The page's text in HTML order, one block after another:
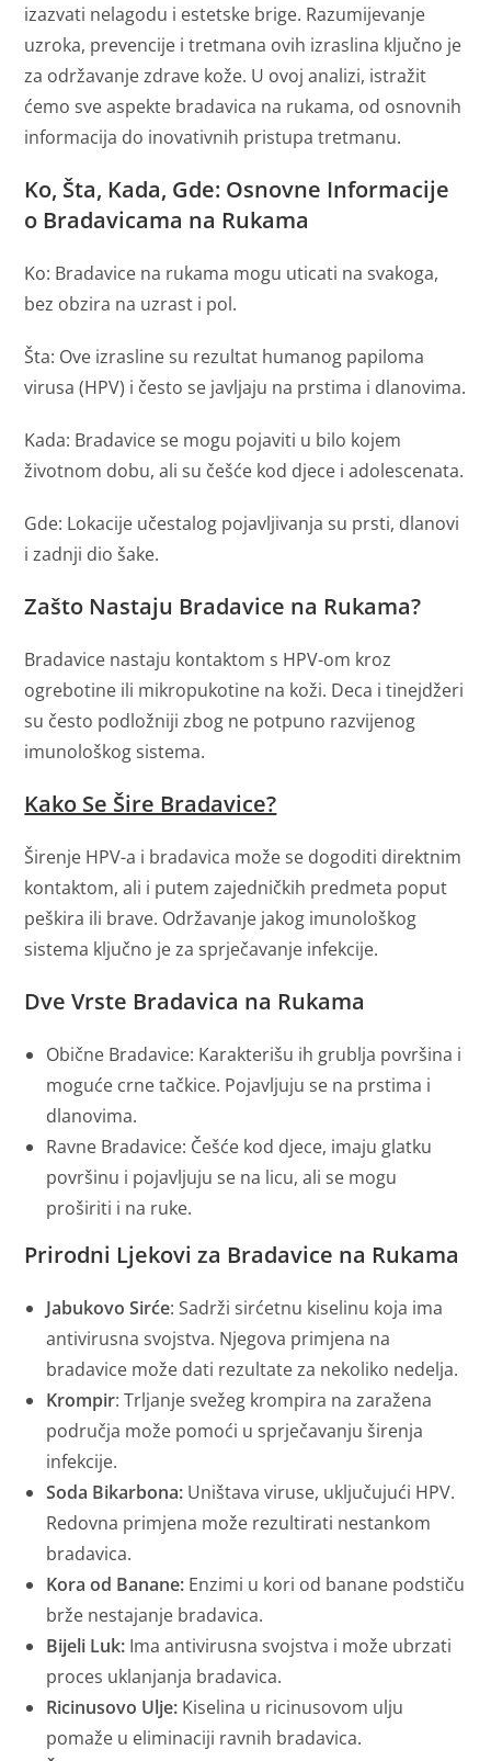
izazvati nelagodu i estetske brige. Razumijevanje
uzroka, prevencije i tretmana ovih izraslina ključno je
za održavanje zdrave kože. U ovoj analizi, istražit
ćemo sve aspekte bradavica na rukama, od osnovnih
informacija do inovativnih pristupa tretmanu.
Ko, Šta, Kada, Gde: Osnovne Informacije
o Bradavicama na Rukama
Ko: Bradavice na rukama mogu uticati na svakoga,
bez obzira na uzrast i pol.
Šta: Ove izrasline su rezultat humanog papiloma
virusa (HPV) i često se javljaju na prstima i dlanovima.
Kada: Bradavice se mogu pojaviti u bilo kojem
životnom dobu, ali su češće kod djece i adolescenata.
Gde: Lokacije učestalog pojavljivanja su prsti, dlanovi
i zadnji dio šake.
Zašto Nastaju Bradavice na Rukama?
Bradavice nastaju kontaktom s HPV-om kroz
ogrebotine ili mikropukotine na koži. Deca i tinejdžeri
su često podložniji zbog ne potpuno razvijenog
imunološkog sistema.
Kako Se Šire Bradavice?
Širenje HPV-a i bradavica može se dogoditi direktnim
kontaktom, ali i putem zajedničkih predmeta poput
peškira ili brave. Održavanje jakog imunološkog
sistema ključno je za sprječavanje infekcije.
Dve Vrste Bradavica na Rukama
Obične Bradavice: Karakterišu ih grublja površina i
moguće crne tačkice. Pojavljuju se na prstima i
dlanovima.
Ravne Bradavice: Češće kod djece, imaju glatku
površinu i pojavljuju se na licu, ali se mogu
proširiti i na ruke.
Prirodni Ljekovi za Bradavice na Rukama
Jabukovo Sirće: Sadrži sirćetnu kiselinu koja ima
antivirusna svojstva. Njegova primjena na
bradavice može dati rezultate za nekoliko nedelja.
Krompir: Trljanje svežeg krompira na zaražena
područja može pomoći u sprječavanju širenja
infekcije.
Soda Bikarbona: Uništava viruse, uključujući HPV.
Redovna primjena može rezultirati nestankom
bradavica.
Kora od Banane: Enzimi u kori od banane podstiču
brže nestajanje bradavica.
Bijeli Luk: Ima antivirusna svojstva i može ubrzati
proces uklanjanja bradavica.
Ricinusovo Ulje: Kiselina u ricinusovom ulju
pomaže u eliminaciji ravnih bradavica.